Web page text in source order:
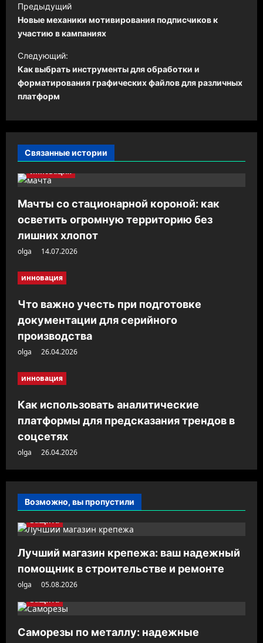
а
в
и
г
а
я
з
а
п
и
с
и
Предыдущий
Новые механики мотивирования подписчиков к
участию в кампаниях
Следующий:
Как выбрать инструменты для обработки и
форматирования графических файлов для различных
платформ
Связанные истории
инновация
Мачты со стационарной короной: как
осветить огромную территорию без
лишних хлопот
olga 14.07.2026
инновация
Что важно учесть при подготовке
документации для серийного
производства
olga 26.04.2026
инновация
Как использовать аналитические
платформы для предсказания трендов в
соцсетях
olga 26.04.2026
Возможно, вы пропустили
Защита
Лучший магазин крепежа: ваш надежный
помощник в строительстве и ремонте
olga
05.08.2026
Защита
Саморезы по металлу: надежные